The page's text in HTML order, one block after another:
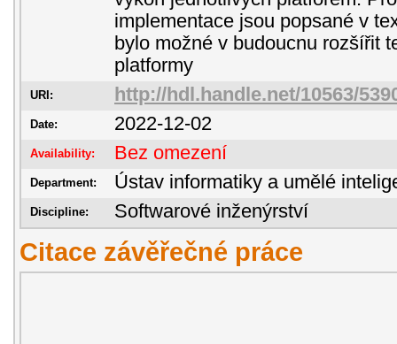
implementace jsou popsané v
bylo možné v budoucnu rozšířit
platformy
URI: http://hdl.handle.net/10563/
Date: 2022-12-02
Availability: Bez omezení
Department: Ústav informatiky a umělé
Discipline: Softwarové inženýrství
Citace závěřečné práce